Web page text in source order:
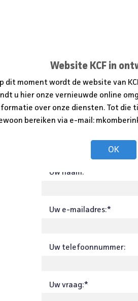
MEER WETEN?
Neem
Uw naam:*
Uw e-mailadres:*
Uw telefoonnummer:
Uw vraag:*
Website KCF in
dit moment wordt de website van
u hier onze vernieuwde online
over onze diensten. Tot die
bereiken via e-mail:
OK